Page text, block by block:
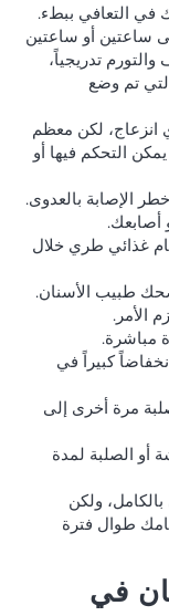
في التعافي ببطء.
ساعتين أو ساعتين
تدريجياً،
تم وضع
انزعاج، لكن معظم
التحكم فيها أو
أصابعك.
غذائي طري خلال
طبيب الأسنان.
الأمر.
مباشرة.
انخفاضاً كبيراً في
مرة أخرى إلى
أو الصلبة لمدة
ولكن
طوال فترة
في